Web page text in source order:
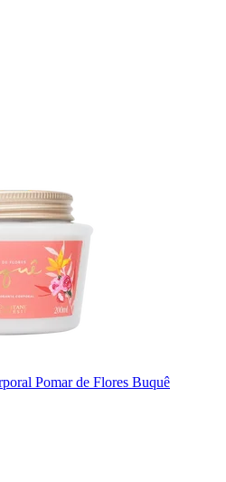
Pomar de Flores Buquê